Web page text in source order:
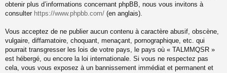
obtenir plus d’informations concernant phpBB, nous vous invitons à
consulter https://www.phpbb.com/ (en anglais).
Vous acceptez de ne publier aucun contenu à caractère abusif, obscène,
vulgaire, diffamatoire, choquant, menaçant, pornographique, etc. qui
pourrait transgresser les lois de votre pays, le pays où « TALMMQSR »
est hébergé, ou encore la loi internationale. Si vous ne respectez pas
cela, vous vous exposez à un bannissement immédiat et permanent et